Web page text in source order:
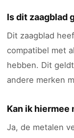
Is dit zaagblad
Dit zaagblad
compatibel met
hebben. Dit
andere merken
Kan ik hiermee
Ja, de metalen